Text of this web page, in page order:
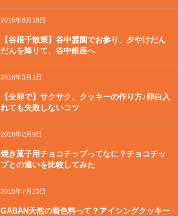
2015年8月18日
【谷根千散策】谷中霊園でお参り、夕やけだん
だんを降りて、谷中銀座へ
2016年3月1日
【全卵で】サクサク、クッキーの作り方♪卵白入
れても失敗しないコツ
2016年2月9日
焼き菓子用チョコチップってなに？チョコチッ
プとの違いを比較してみた
2015年7月23日
GABAN天然の着色料って？アイシングクッキー